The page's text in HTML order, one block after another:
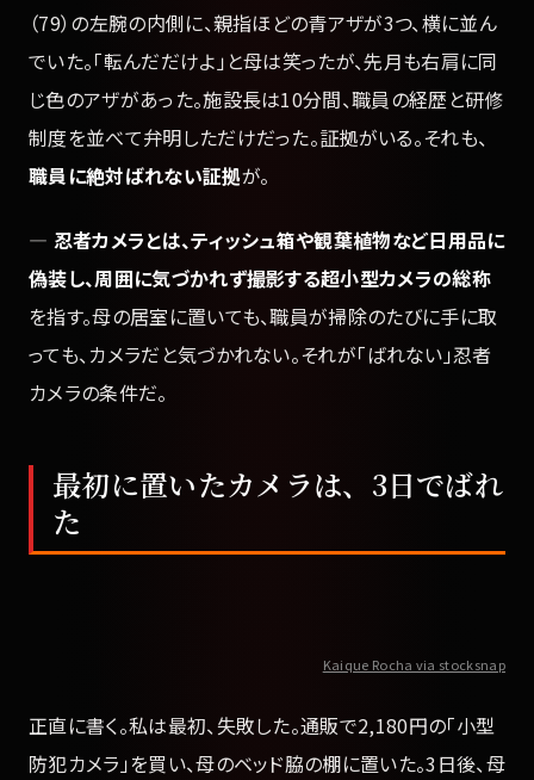
（79）の左腕の内側に、親指ほどの青アザが3つ、横に並ん
でいた。「転んだだけよ」と母は笑ったが、先月も右肩に同
じ色のアザがあった。施設長は10分間、職員の経歴と研修
制度を並べて弁明しただけだった。証拠がいる。それも、
職員に絶対ばれない証拠が。
— 忍者カメラとは、ティッシュ箱や観葉植物など日用品に
偽装し、周囲に気づかれず撮影する超小型カメラの総称
を指す。母の居室に置いても、職員が掃除のたびに手に取
っても、カメラだと気づかれない。それが「ばれない」忍者
カメラの条件だ。
最初に置いたカメラは、3日でばれ
た
Kaique Rocha via stocksnap
正直に書く。私は最初、失敗した。通販で2,180円の「小型
防犯カメラ」を買い、母のベッド脇の棚に置いた。3日後、母